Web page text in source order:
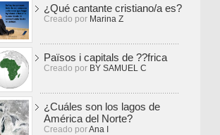
¿Qué cantante cristiano/a es?
Creado por Marina Z
Països i capitals de ??frica
Creado por BY SAMUEL C
¿Cuáles son los lagos de
América del Norte?
Creado porAna I